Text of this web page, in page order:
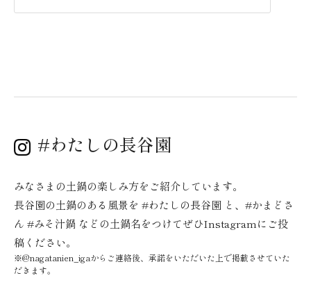
#わたしの長谷園
みなさまの土鍋の楽しみ方をご紹介しています。
長谷園の土鍋のある風景を #わたしの長谷園 と、#かまどさ
ん #みそ汁鍋 などの土鍋名をつけてぜひInstagramにご投
稿ください。
※@nagatanien_igaからご連絡後、承諾をいただいた上で掲載させていた
だきます。